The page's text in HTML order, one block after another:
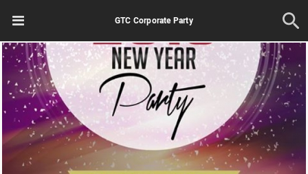
GTC Corporate Party